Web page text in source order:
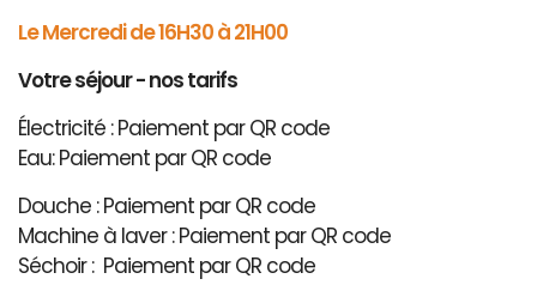
Le Mercredi de 16H30 à 21H00
Votre séjour - nos tarifs
Électricité : Paiement par QR code
Eau: Paiement par QR code
Douche : Paiement par QR code
Machine à laver : Paiement par QR code
Séchoir : Paiement par QR code